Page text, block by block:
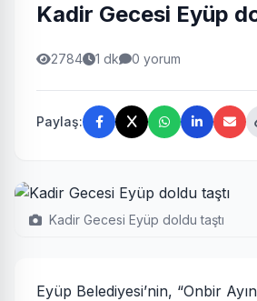
Kadir Gecesi Eyüp
2784 1 dk 0 yorum
Paylaş:
Kadir Gecesi Eyüp doldu taştı
Eyüp Belediyesi’nin, “Onbir